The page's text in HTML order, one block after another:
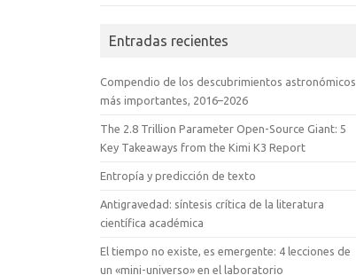
Entradas recientes
Compendio de los descubrimientos astronómicos
más importantes, 2016–2026
The 2.8 Trillion Parameter Open-Source Giant: 5
Key Takeaways from the Kimi K3 Report
Entropía y predicción de texto
Antigravedad: síntesis crítica de la literatura
científica académica
El tiempo no existe, es emergente: 4 lecciones de
un «mini-universo» en el laboratorio